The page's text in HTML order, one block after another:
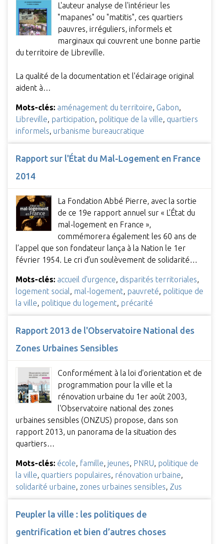
L'auteur analyse de l'intérieur les
"mapanes" ou "matitis", ces quartiers
pauvres, irréguliers, informels et
marginaux qui couvrent une bonne partie
du territoire de Libreville.
La qualité de la documentation et l'éclairage original
aident à…
Mots-clés: aménagement du territoire, Gabon,
Libreville, participation, politique de la ville, quartiers
informels, urbanisme bureaucratique
Rapport sur l'État du Mal-Logement en France
2014
La Fondation Abbé Pierre, avec la sortie
de ce 19e rapport annuel sur « L’État du
mal-logement en France »,
commémorera également les 60 ans de
l’appel que son fondateur lança à la Nation le 1er
février 1954. Le cri d’un soulèvement de solidarité…
Mots-clés: accueil d'urgence, disparités territoriales,
logement social, mal-logement, pauvreté, politique de
la ville, politique du logement, précarité
Rapport 2013 de l'Observatoire National des
Zones Urbaines Sensibles
Conformément à la loi d'orientation et de
programmation pour la ville et la
rénovation urbaine du 1er août 2003,
l'Observatoire national des zones
urbaines sensibles (ONZUS) propose, dans son
rapport 2013, un panorama de la situation des
quartiers…
Mots-clés: école, famille, jeunes, PNRU, politique de
la ville, quartiers populaires, rénovation urbaine,
solidarité urbaine, zones urbaines sensibles, Zus
Peupler la ville : les politiques de
gentrification et bien d’autres choses